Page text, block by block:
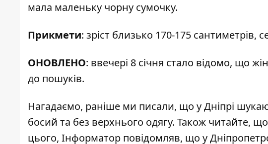
мала маленьку чорну сумочку.
Прикмети: зріст близько 170-175 сантиметрів,
ОНОВЛЕНО: ввечері 8 січня стало відомо, що
до пошуків.
Нагадаємо, раніше ми писали, що у Дніпрі
босий та без верхнього одягу. Також читайте,
цього, Інформатор повідомляв, що у